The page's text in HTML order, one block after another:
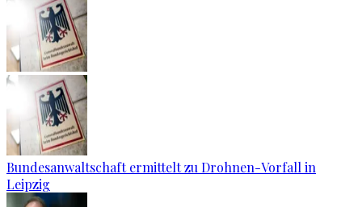
Bundesanwaltschaft ermittelt zu Drohnen-Vorfall in
Leipzig